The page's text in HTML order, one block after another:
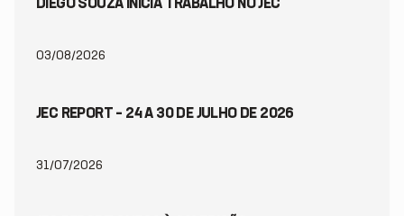
DIEGO SOUZA INICIA TRABALHO NO JEC
03/08/2026
JEC REPORT – 24 A 30 DE JULHO DE 2026
31/07/2026